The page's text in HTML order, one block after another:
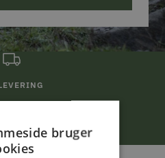
GåGåGå
bruger